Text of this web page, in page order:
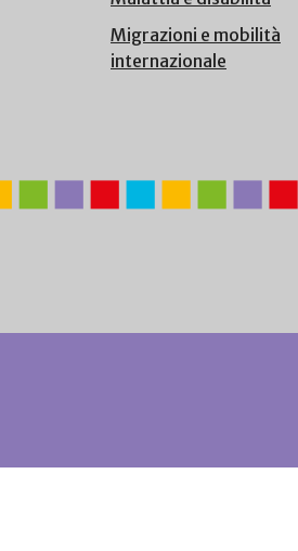
Migrazioni e mobilità
internazionale